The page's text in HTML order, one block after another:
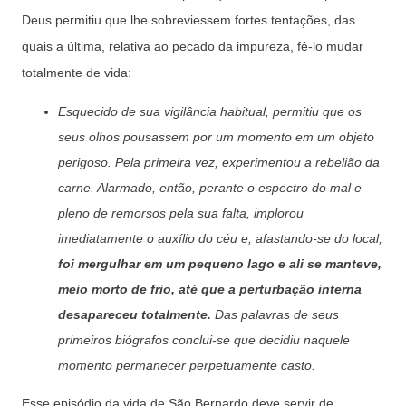
Deus permitiu que lhe sobreviessem fortes tentações, das
quais a última, relativa ao pecado da impureza, fê-lo mudar
totalmente de vida:
Esquecido de sua vigilância habitual, permitiu que os
seus olhos pousassem por um momento em um objeto
perigoso. Pela primeira vez, experimentou a rebelião da
carne. Alarmado, então, perante o espectro do mal e
pleno de remorsos pela sua falta, implorou
imediatamente o auxílio do céu e, afastando-se do local,
foi mergulhar em um pequeno lago e ali se manteve,
meio morto de frio, até que a perturbação interna
desapareceu totalmente. Das palavras de seus
primeiros biógrafos conclui-se que decidiu naquele
momento permanecer perpetuamente casto.